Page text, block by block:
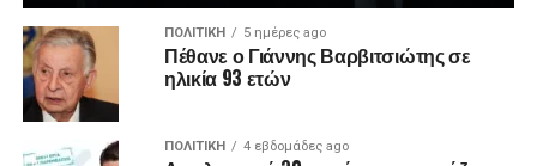
ΠΟΛΙΤΙΚΉ 5 ημέρες ago
Πέθανε ο Γιάννης Βαρβιτσιώτης σε
ηλικία 93 ετών
ΠΟΛΙΤΙΚΉ 4 εβδομάδες ago